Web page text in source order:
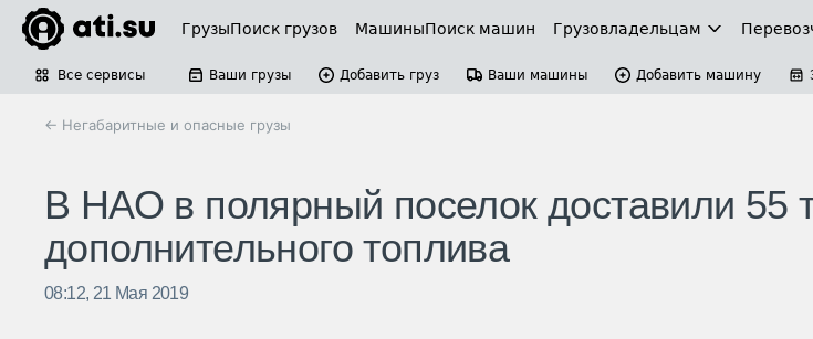
ГрузыПоиск грузов МашиныПоиск машин Грузовладельцам
Все сервисы Ваши грузы Добавить груз Ваши машины Добавить машину
← Негабаритные и опасные грузы
В НАО в полярный поселок доставили 55
дополнительного топлива
08:12, 21 Мая 2019